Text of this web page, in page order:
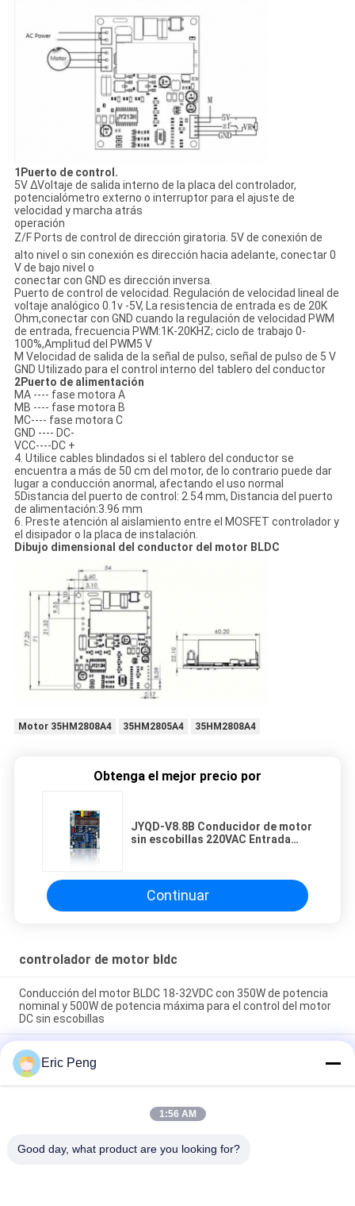
1Puerto de control.
5V ∆Voltaje de salida interno de la placa del controlador,
potencialómetro externo o interruptor para el ajuste de
velocidad y marcha atrás
operación
Z/F Ports de control de dirección giratoria. 5V de conexión de
alto nivel o sin conexión es dirección hacia adelante, conectar 0
V de bajo nivel o
conectar con GND es dirección inversa.
Puerto de control de velocidad. Regulación de velocidad lineal de
voltaje analógico 0.1v -5V, La resistencia de entrada es de 20K
Ohm,conectar con GND cuando la regulación de velocidad PWM
de entrada, frecuencia PWM:1K-20KHZ; ciclo de trabajo 0-
100%,Amplitud del PWM5 V
M Velocidad de salida de la señal de pulso, señal de pulso de 5 V
GND Utilizado para el control interno del tablero del conductor
2Puerto de alimentación
MA ---- fase motora A
MB ---- fase motora B
MC---- fase motora C
GND ---- DC-
VCC----DC +
4. Utilice cables blindados si el tablero del conductor se
encuentra a más de 50 cm del motor, de lo contrario puede dar
lugar a conducción anormal, afectando el uso normal
5Distancia del puerto de control: 2.54 mm, Distancia del puerto
de alimentación:3.96 mm
6. Preste atención al aislamiento entre el MOSFET controlador y
el disipador o la placa de instalación.
Dibujo dimensional del conductor del motor BLDC
Motor 35HM2808A4 35HM2805A4 35HM2808A4
Obtenga el mejor precio por
JYQD-V8.8B Conducidor de motor
sin escobillas 220VAC Entrada
Continuar
controlador de motor bldc
Conducción del motor BLDC 18-32VDC con 350W de potencia
nominal y 500W de potencia máxima para el control del motor
DC sin escobillas
Controlador de motor BLDC de 36-70V con control de
velocidad de 0-5V y onda cuadrada para aplicaciones
industriales
24V 350W 15A controlador de motor BLDC para uso industrial
con control de ondas cuadradas y protección contra
Eric Peng
1:56 AM
Good day, what product are you looking for?